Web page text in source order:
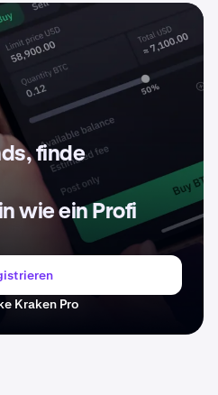
finde
wie ein Profi
Kraken Pro